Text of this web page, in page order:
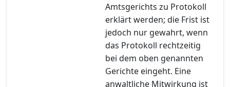
Amtsgerichts zu Protokoll
erklärt werden; die Frist ist
jedoch nur gewahrt, wenn
das Protokoll rechtzeitig
bei dem oben genannten
Gerichte eingeht. Eine
anwaltliche Mitwirkung ist